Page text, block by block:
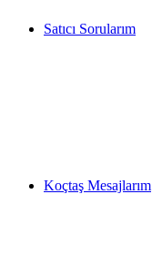
Satıcı Sorularım
Koçtaş Mesajlarım